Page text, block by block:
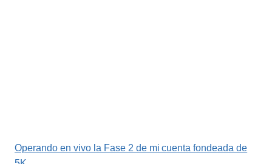
Operando en vivo la Fase 2 de mi cuenta fondeada de